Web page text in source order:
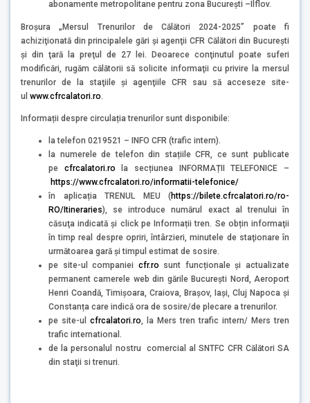
abonamente metropolitane pentru zona București –Ilflov.
Broşura „Mersul Trenurilor de Călători 2024-2025” poate fi
achiziţionată din principalele gări şi agenţii CFR Călători din București
şi din ţară la preţul de 27 lei. Deoarece conţinutul poate suferi
modificări, rugăm călătorii să solicite informaţii cu privire la mersul
trenurilor de la staţiile şi agenţiile CFR sau să acceseze site-
ul www.cfrcalatori.ro.
Informații despre circulația trenurilor sunt disponibile:
la telefon 0219521 – INFO CFR (trafic intern).
la numerele de telefon din stațiile CFR, ce sunt publicate
pe cfrcalatori.ro la secțiunea INFORMAȚII TELEFONICE –
https://www.cfrcalatori.ro/informatii-telefonice/
în aplicația TRENUL MEU (https://bilete.cfrcalatori.ro/ro-
RO/Itineraries), se introduce numărul exact al trenului în
căsuţa indicată şi click pe Informații tren. Se obțin informaţii
în timp real despre opriri, întârzieri, minutele de staţionare în
următoarea gară şi timpul estimat de sosire.
pe site-ul companiei cfr.ro sunt funcționale și actualizate
permanent camerele web din gările București Nord, Aeroport
Henri Coandă, Timișoara, Craiova, Brașov, Iași, Cluj Napoca și
Constanța care indică ora de sosire/de plecare a trenurilor.
pe site-ul cfrcalatori.ro, la Mers tren trafic intern/ Mers tren
trafic international.
de la personalul nostru comercial al SNTFC CFR Călători SA
din staţii si trenuri.